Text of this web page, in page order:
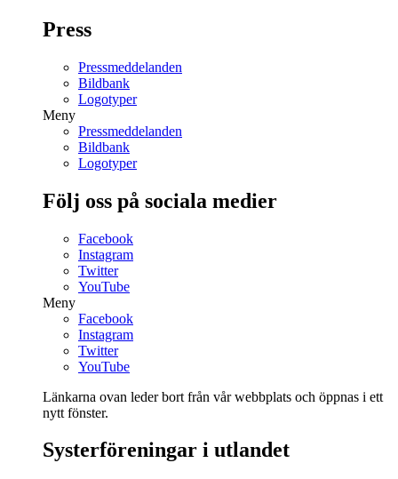
Press
Pressmeddelanden
Bildbank
Logotyper
Meny
Pressmeddelanden
Bildbank
Logotyper
Följ oss på sociala medier
Facebook
Instagram
Twitter
YouTube
Meny
Facebook
Instagram
Twitter
YouTube
Länkarna ovan leder bort från vår webbplats och öppnas i ett
nytt fönster.
Systerföreningar i utlandet